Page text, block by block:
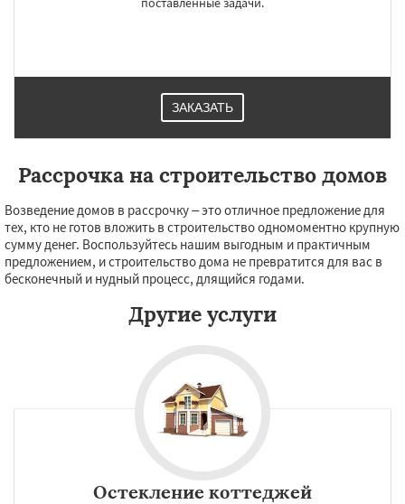
ЗАКАЗАТЬ
Рассрочка на строительство домов
Возведение домов в рассрочку – это отличное предложение для
тех, кто не готов вложить в строительство одномоментно крупную
сумму денег. Воспользуйтесь нашим выгодным и практичным
предложением, и строительство дома не превратится для вас в
бесконечный и нудный процесс, длящийся годами.
Другие услуги
Остекление коттеджей